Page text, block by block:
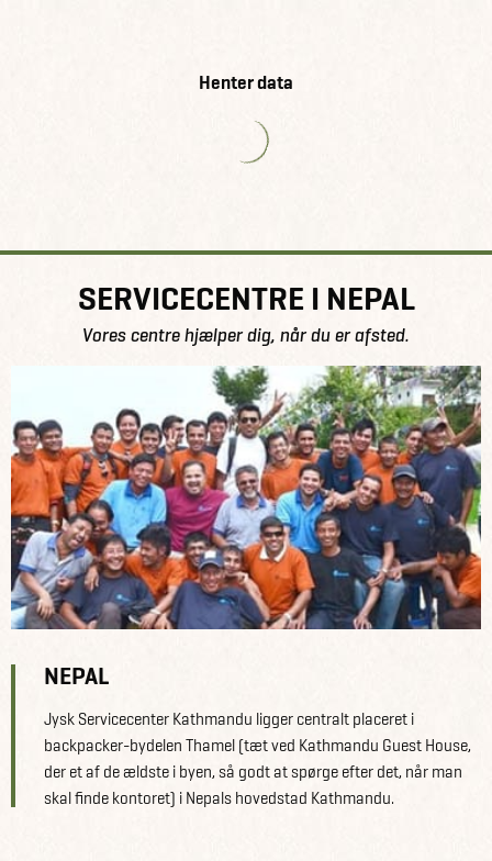
Henter data
SERVICECENTRE I NEPAL
Vores centre hjælper dig, når du er afsted.
NEPAL
Jysk Servicecenter Kathmandu ligger centralt placeret i
backpacker-bydelen Thamel (tæt ved Kathmandu Guest House,
der et af de ældste i byen, så godt at spørge efter det, når man
skal finde kontoret) i Nepals hovedstad Kathmandu.